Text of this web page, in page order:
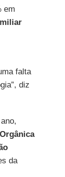
em
falta
diz
da